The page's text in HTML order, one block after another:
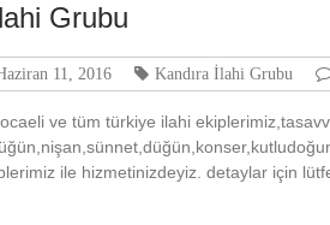
Grubu
11, 2016 Kandıra İlahi Grubu
ve tüm türkiye ilahi
ile hizmetinizdeyiz. detaylar için